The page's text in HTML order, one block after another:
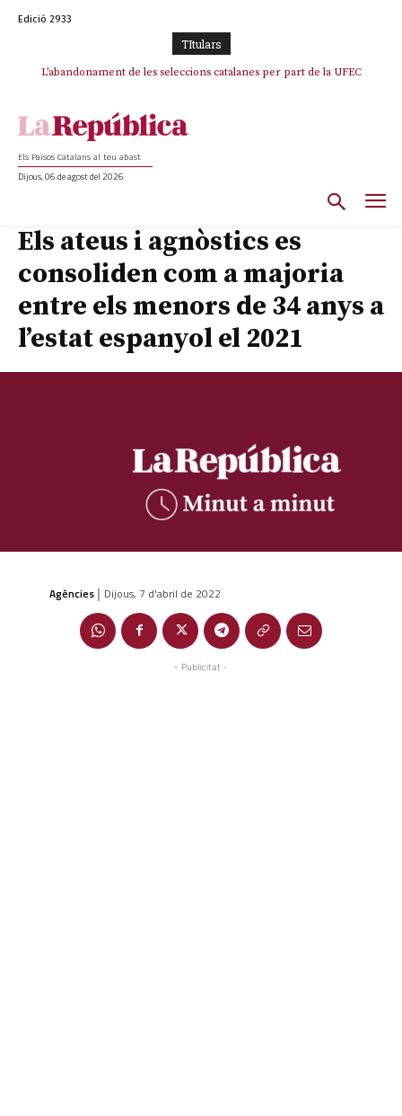
Edició 2933
TItulars
L’abandonament de les seleccions catalanes per part de la UFEC
TV3 perd el lideratge després de 23 mesos: Una deriva sense continguts i
Els Països Catalans al teu abast
Dijous, 06 de agost del 2026
Els ateus i agnòstics es
consoliden com a majoria
entre els menors de 34 anys a
l’estat espanyol el 2021
Agències | Dijous, 7 d'abril de 2022
- Publicitat -